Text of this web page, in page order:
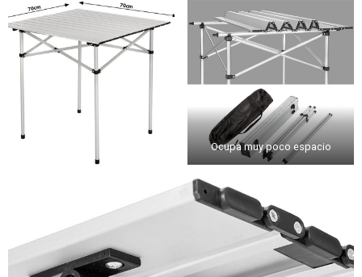
Ocupa muy poco espacio